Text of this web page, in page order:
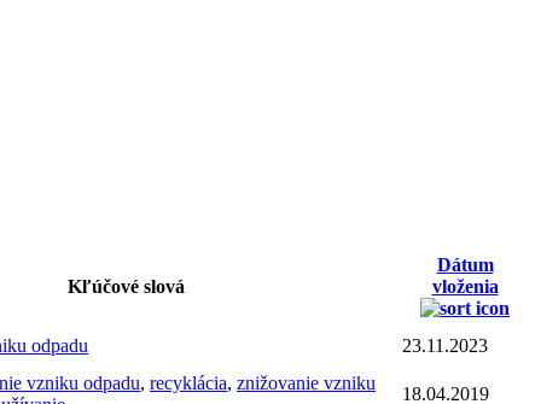
Kľúčové slová
Dátum
vloženia
odpadu
23.11.2023
vzniku odpadu, recyklácia, znižovanie vzniku
18.04.2019